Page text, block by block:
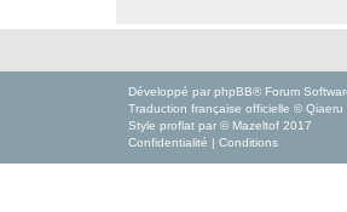
Développé par phpBB® Forum
Traduction française officielle © Qiaeru
Style proflat par © Mazeltof 2017
Confidentialité | Conditions